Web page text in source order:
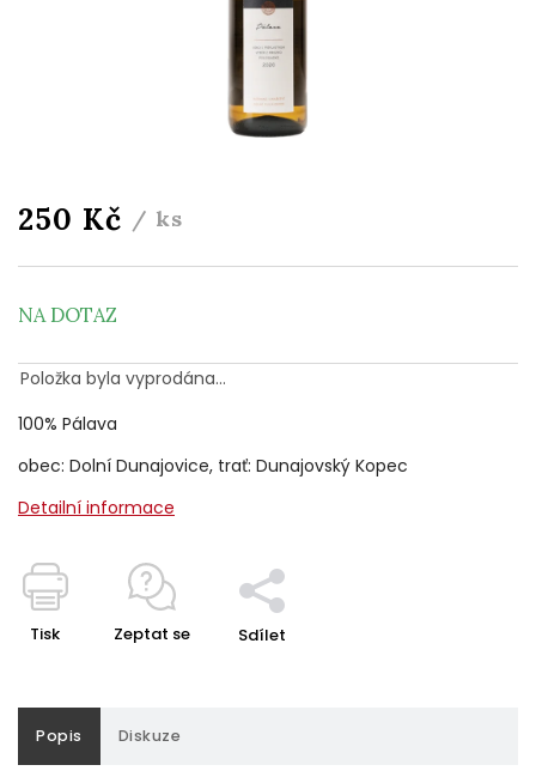
250 Kč / ks
NA DOTAZ
Položka byla vyprodána…
100% Pálava
obec: Dolní Dunajovice, trať: Dunajovský Kopec
Detailní informace
Tisk Zeptat se Sdílet
Popis Diskuze